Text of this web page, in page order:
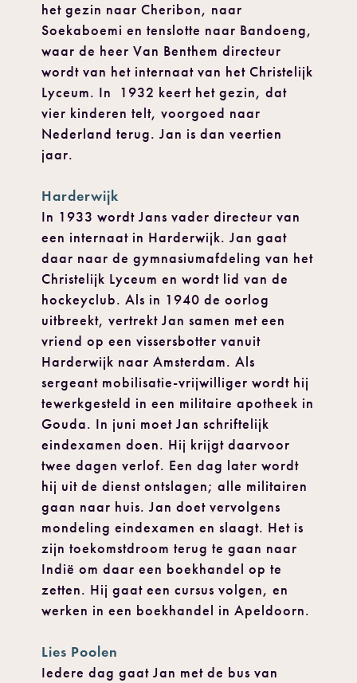
het gezin naar Cheribon, naar
Soekaboemi en tenslotte naar Bandoeng,
waar de heer Van Benthem directeur
wordt van het internaat van het Christelijk
Lyceum. In 1932 keert het gezin, dat
vier kinderen telt, voorgoed naar
Nederland terug. Jan is dan veertien
jaar.
Harderwijk
In 1933 wordt Jans vader directeur van
een internaat in Harderwijk. Jan gaat
daar naar de gymnasiumafdeling van het
Christelijk Lyceum en wordt lid van de
hockeyclub. Als in 1940 de oorlog
uitbreekt, vertrekt Jan samen met een
vriend op een vissersbotter vanuit
Harderwijk naar Amsterdam. Als
sergeant mobilisatie-vrijwilliger wordt hij
tewerkgesteld in een militaire apotheek in
Gouda. In juni moet Jan schriftelijk
eindexamen doen. Hij krijgt daarvoor
twee dagen verlof. Een dag later wordt
hij uit de dienst ontslagen; alle militairen
gaan naar huis. Jan doet vervolgens
mondeling eindexamen en slaagt. Het is
zijn toekomstdroom terug te gaan naar
Indië om daar een boekhandel op te
zetten. Hij gaat een cursus volgen, en
werken in een boekhandel in Apeldoorn.
Lies Poolen
Iedere dag gaat Jan met de bus van